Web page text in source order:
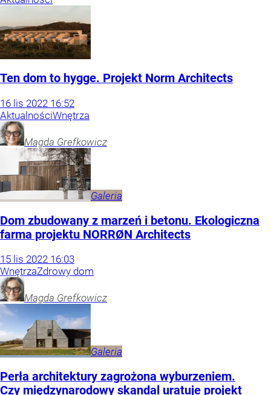
Ten dom to hygge. Projekt Norm Architects
16 lis 2022 16:52
AktualnościWnętrza
Magda Grefkowicz
Galeria
Dom zbudowany z marzeń i betonu. Ekologiczna
farma projektu NORRØN Architects
15 lis 2022 16:03
WnętrzaZdrowy dom
Magda Grefkowicz
Galeria
Perła architektury zagrożona wyburzeniem.
Czy międzynarodowy skandal uratuje projekt